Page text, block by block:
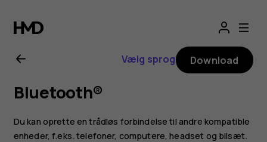
Brugervejledning
til
Nokia
XR20
Vælg sprog Download
Bluetooth®
Du kan oprette en trådløs forbindelse til andre kompatible
enheder, f.eks. telefoner, computere, headset og bilsæt.